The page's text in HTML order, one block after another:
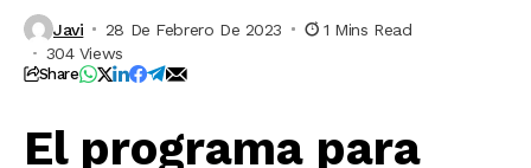
Javi 28 De Febrero De 2023
1 Mins Read
304 Views
Share
El programa para